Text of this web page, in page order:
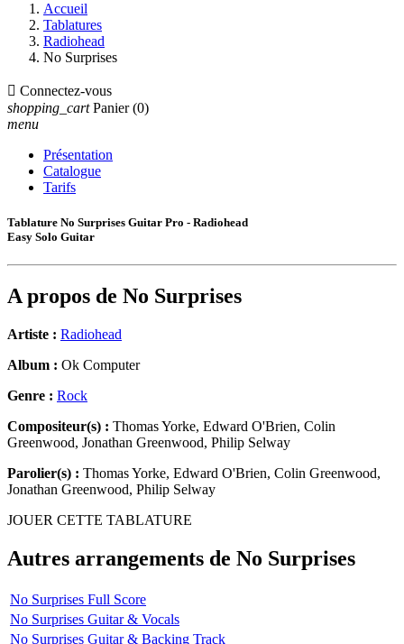
Accueil
Tablatures
Radiohead
No Surprises
 Connectez-vous
shopping_cart Panier (0)
menu
Présentation
Catalogue
Tarifs
Tablature No Surprises Guitar Pro - Radiohead
Easy Solo Guitar
A propos de No Surprises
Artiste : Radiohead
Album : Ok Computer
Genre : Rock
Compositeur(s) : Thomas Yorke, Edward O'Brien, Colin
Greenwood, Jonathan Greenwood, Philip Selway
Parolier(s) : Thomas Yorke, Edward O'Brien, Colin Greenwood,
Jonathan Greenwood, Philip Selway
JOUER CETTE TABLATURE
Autres arrangements de No Surprises
No Surprises Full Score
No Surprises Guitar & Vocals
No Surprises Guitar & Backing Track